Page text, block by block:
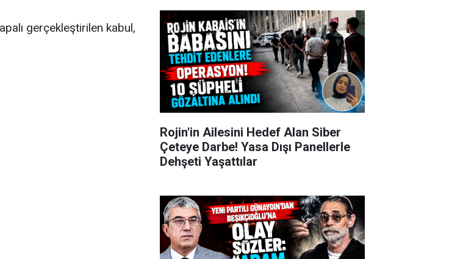
gerçekleştirilen kabul,
Rojin'in Ailesini Hedef Alan Siber
Çeteye Darbe! Yasa Dışı Panellerle
Dehşeti Yaşattılar